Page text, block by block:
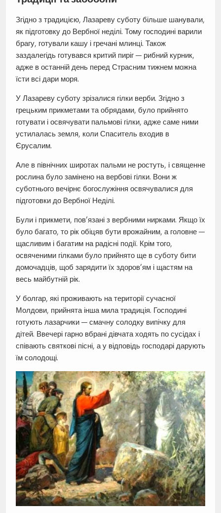
Згідно з традицією, Лазареву суботу більше шанували,
як підготовку до Вербної неділі. Тому господині варили
брагу, готували кашу і гречані млинці. Також
заздалегідь готувався критий пиріг — рибний курник,
адже в останній день перед Страсним тижнем можна
їсти всі дари моря.
У Лазареву суботу зрізалися гілки верби. Згідно з
грецьким прикметами та обрядами, було прийнято
готувати і освячувати пальмові гілки, адже саме ними
устилалась земля, коли Спаситель входив в
Єрусалим.
Але в північних широтах пальми не ростуть, і священне
рослина було замінено на вербові гілки. Вони ж
суботнього вечірнє богослужіння освячувалися для
підготовки до Вербної Неділі.
Були і прикмети, пов’язані з вербними нирками. Якщо їх
було багато, то рік обіцяв бути врожайним, а головне —
щасливим і багатим на радісні події. Крім того,
освяченими гілками було прийнято ще в суботу бити
домочадців, щоб зарядити їх здоров’ям і щастям на
весь майбутній рік.
У болгар, які проживають на території сучасної
Молдови, прийнята інша мила традиція. Господині
готують лазарчики — смачну солодку випічку для
дітей. Ввечері гарно вбрані дівчата ходять по сусідах і
співають святкові пісні, а у відповідь господарі дарують
їм солодощі.